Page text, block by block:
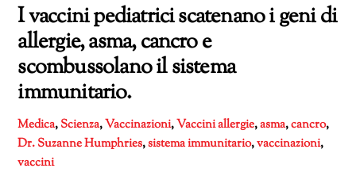
I vaccini pediatrici scatenano i geni di
allergie, asma, cancro e
scombussolano il sistema
immunitario.
Medica,Scienza,Vaccinazioni,Vacciniallergie,asma,cancro,
Dr. Suzanne Humphries,sistema immunitario,vaccinazioni,
vaccini